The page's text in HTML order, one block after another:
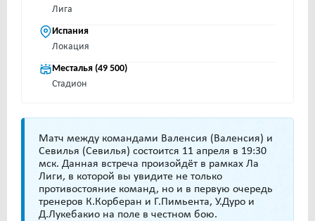
Лига
Испания
Локация
Месталья (49 500)
Стадион
Матч между командами Валенсия (Валенсия) и
Севилья (Севилья) состоится 11 апреля в 19:30
мск. Данная встреча произойдёт в рамках Ла
Лиги, в которой вы увидите не только
противостояние команд, но и в первую очередь
тренеров К.Корберан и Г.Пимьента, У.Дуро и
Д.Лукебакио на поле в честном бою.